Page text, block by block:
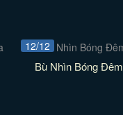
12/12
Bù Nhìn Bóng Đêm